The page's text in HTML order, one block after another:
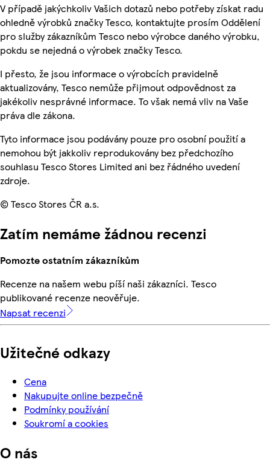
V případě jakýchkoliv Vašich dotazů nebo potřeby získat radu
ohledně výrobků značky Tesco, kontaktujte prosím Oddělení
pro služby zákazníkům Tesco nebo výrobce daného výrobku,
pokdu se nejedná o výrobek značky Tesco.
I přesto, že jsou informace o výrobcích pravidelně
aktualizovány, Tesco nemůže přijmout odpovědnost za
jakékoliv nesprávné informace. To však nemá vliv na Vaše
práva dle zákona.
Tyto informace jsou podávány pouze pro osobní použití a
nemohou být jakkoliv reprodukovány bez předchozího
souhlasu Tesco Stores Limited ani bez řádného uvedení
zdroje.
© Tesco Stores ČR a.s.
Zatím nemáme žádnou recenzi
Pomozte ostatním zákazníkům
Recenze na našem webu píší naši zákazníci. Tesco
publikované recenze neověřuje.
Napsat recenzi
Užitečné odkazy
Cena
Nakupujte online bezpečně
Podmínky používání
Soukromí a cookies
O nás